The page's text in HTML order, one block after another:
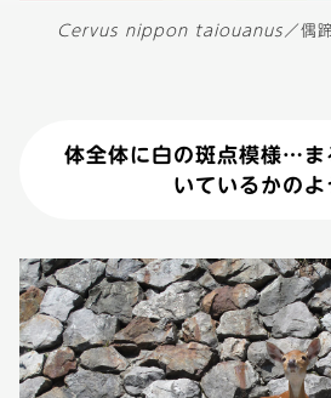
Cervus nippon taiouanus ／偶
体全体に白の斑点模様…ま
いているかのよ